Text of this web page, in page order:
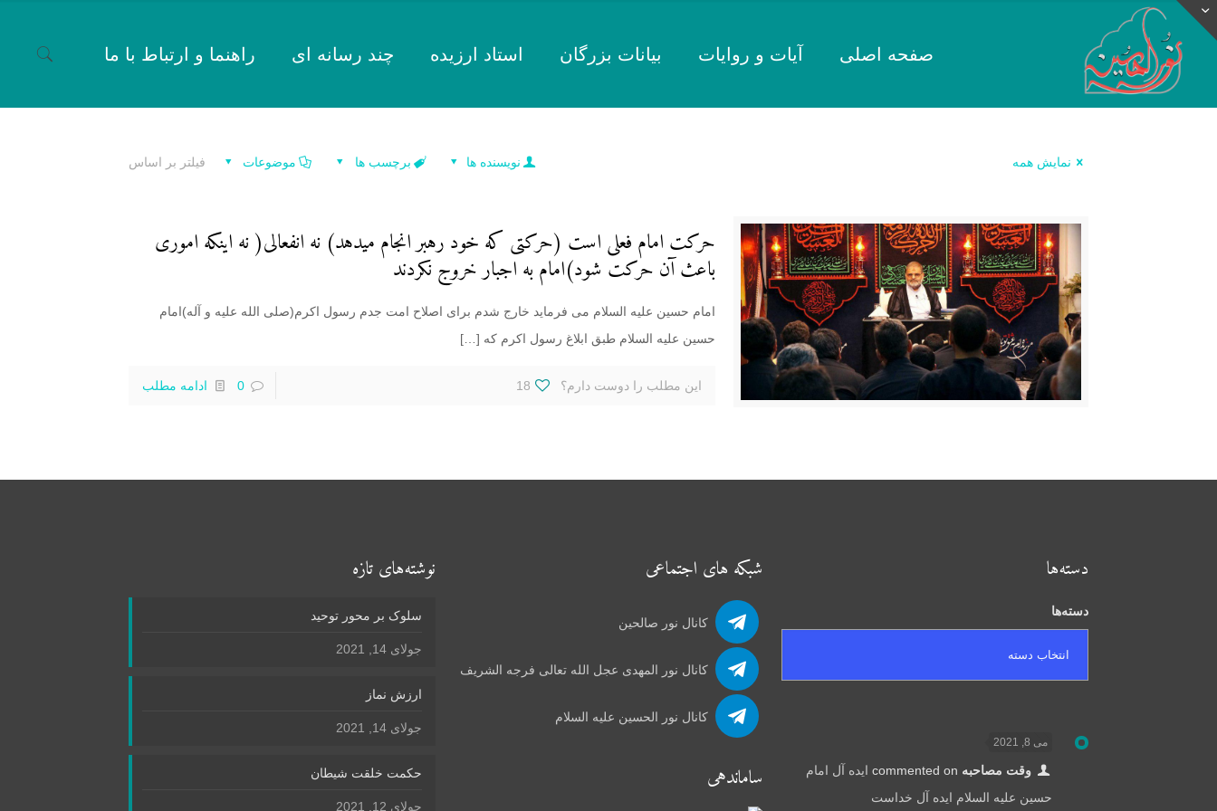
صفحه اصلی آیات و روایات بیانات بزرگان استاد ارزیده چند رسانه ای راهنما و ارتباط با ما
فیلتر بر اساس موضوعات برچسب ها نویسنده ها نمایش همه
حرکت امام فعلی است (حرکتی که خود رهبر انجام میدهد) نه انفعالی( نه اینکه اموری
باعث آن حرکت شود)امام به اجبار خروج نکردند
امام حسین علیه السلام می فرماید خارج شدم برای اصلاح امت جدم رسول اکرم(صلی الله علیه و آله)امام
حسین علیه السلام طبق ابلاغ رسول اکرم که […]
این مطلب را دوست دارم؟ 18
0 ادامه مطلب
دسته‌ها
دسته‌ها
می 8, 2021
وقت مصاحبه
ایده آل امام
حسین علیه السلام ایده آل خداست
شبکه های اجتماعی
کانال نور صالحین
کانال نور المهدی عجل الله تعالی فرجه الشریف
کانال نور الحسین علیه السلام
ساماندهی
نوشته‌های تازه
سلوک بر محور توحید
جولای 14, 2021
ارزش نماز
جولای 14, 2021
حکمت خلقت شیطان
جولای 12, 2021